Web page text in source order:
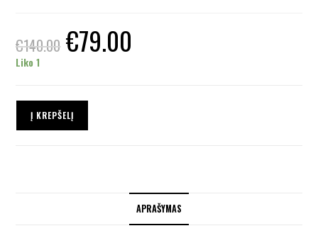
€140.00 €79.00
Liko 1
Į KREPŠELĮ
APRAŠYMAS